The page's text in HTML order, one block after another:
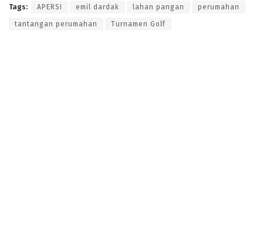
Tags: APERSI emil dardak lahan pangan perumahan
tantangan perumahan Turnamen Golf